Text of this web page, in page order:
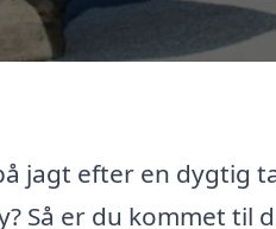
jagt efter en dygtig
Så er du kommet til